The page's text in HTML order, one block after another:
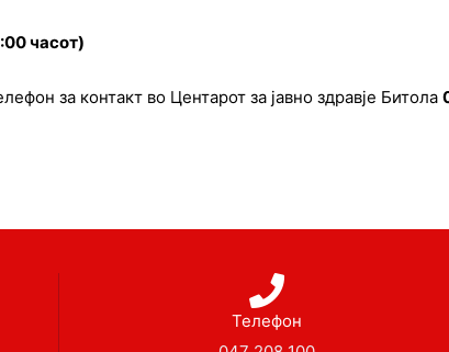
часот)
за контакт во Центарот за јавно здравје Битола
Телефон